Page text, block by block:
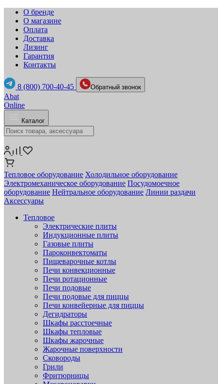
О бренде
О магазине
Оплата
Доставка
Лизинг
Гарантия
Контакты
8 (800) 700-40-45 Обратный звонок
Abat
Online
Каталог
Тепловое оборудование Холодильное оборудование
Электромеханическое оборудование Посудомоечное
оборудование Нейтральное оборудование Линии раздачи
Аксессуары
Тепловое
Электрические плиты
Индукционные плиты
Газовые плиты
Пароконвектоматы
Пищеварочные котлы
Печи конвекционные
Печи ротационные
Печи подовые
Печи подовые для пиццы
Печи конвейерные для пиццы
Дегидраторы
Шкафы расстоечные
Шкафы тепловые
Шкафы жарочные
Жарочные поверхности
Сковороды
Грили
Фритюрницы